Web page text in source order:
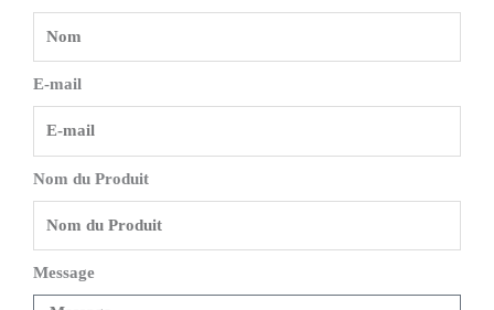
E-mail
Nom du Produit
Message